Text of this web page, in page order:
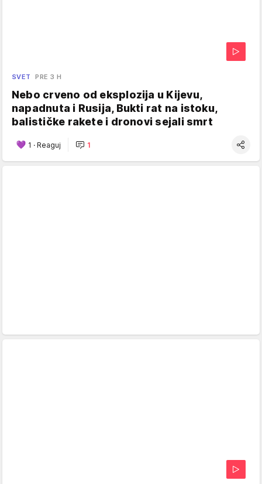
SVET PRE 3 H
Nebo crveno od eksplozija u Kijevu,
napadnuta i Rusija, Bukti rat na istoku,
balističke rakete i dronovi sejali smrt
1 · Reaguj 1